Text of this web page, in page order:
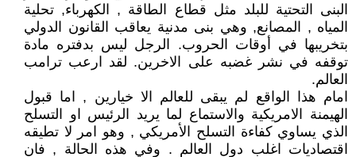
البنى التحتية للبلد مثل قطاع الطاقة , الكهرباء, تحلية
المياه , المصانع, وهي بنى مدنية يعاقب القانون الدولي
بتخريبها في أوقات الحروب. الرجل ليس بدفتره مادة
توقفه في نشر غضبه على الاخرين. لقد ارعب ترامب
العالم.
امام هذا الواقع لم يبقى للعالم الا خيارين , اما قبول
الهيمنة الامريكية والاستماع لما يريد الرئيس او التسلح
الذي يساوي كفاءة التسلح الأمريكي , وهو امر لا تطيقه
اقتصاديات اغلب دول العالم . وفي هذه الحالة , فان